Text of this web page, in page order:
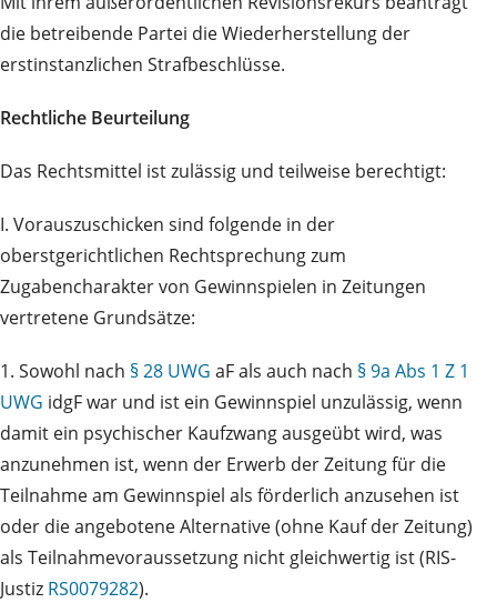
die betreibende Partei die Wiederherstellung der
erstinstanzlichen Strafbeschlüsse.
Rechtliche Beurteilung
Das Rechtsmittel ist zulässig und teilweise berechtigt:
I. Vorauszuschicken sind folgende in der
oberstgerichtlichen Rechtsprechung zum
Zugabencharakter von Gewinnspielen in Zeitungen
vertretene Grundsätze:
1. Sowohl nach § 28 UWG aF als auch nach § 9a Abs 1 Z 1
UWG idgF war und ist ein Gewinnspiel unzulässig, wenn
damit ein psychischer Kaufzwang ausgeübt wird, was
anzunehmen ist, wenn der Erwerb der Zeitung für die
Teilnahme am Gewinnspiel als förderlich anzusehen ist
oder die angebotene Alternative (ohne Kauf der Zeitung)
als Teilnahmevoraussetzung nicht gleichwertig ist (RIS-
Justiz RS0079282).